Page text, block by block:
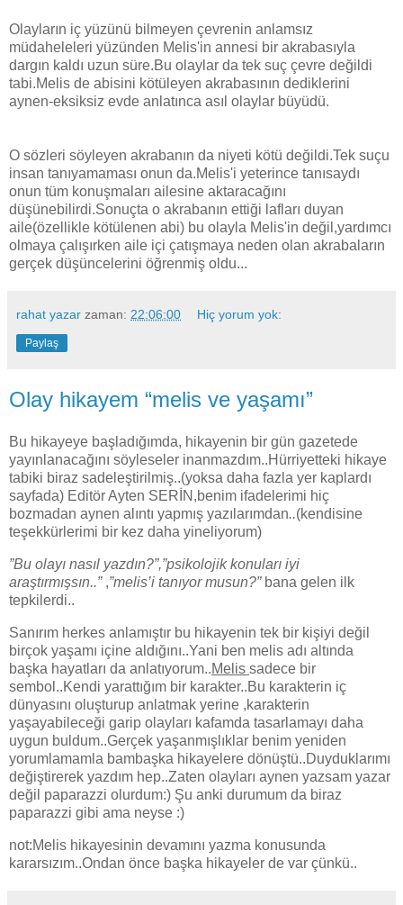
Olayların iç yüzünü bilmeyen çevrenin anlamsız
müdaheleleri yüzünden Melis'in annesi bir akrabasıyla
dargın kaldı uzun süre.Bu olaylar da tek suç çevre değildi
tabi.Melis de abisini kötüleyen akrabasının dediklerini
aynen-eksiksiz evde anlatınca asıl olaylar büyüdü.
O sözleri söyleyen akrabanın da niyeti kötü değildi.Tek suçu
insan tanıyamaması onun da.Melis'i yeterince tanısaydı
onun tüm konuşmaları ailesine aktaracağını
düşünebilirdi.Sonuçta o akrabanın ettiği lafları duyan
aile(özellikle kötülenen abi) bu olayla Melis'in değil,yardımcı
olmaya çalışırken aile içi çatışmaya neden olan akrabaların
gerçek düşüncelerini öğrenmiş oldu...
rahat yazar zaman: 22:06:00 Hiç yorum yok:
Paylaş
Olay hikayem “melis ve yaşamı”
Bu hikayeye başladığımda, hikayenin bir gün gazetede
yayınlanacağını söyleseler inanmazdım..Hürriyetteki hikaye
tabiki biraz sadeleştirilmiş..(yoksa daha fazla yer kaplardı
sayfada) Editör Ayten SERİN,benim ifadelerimi hiç
bozmadan aynen alıntı yapmış yazılarımdan..(kendisine
teşekkürlerimi bir kez daha yineliyorum)
”Bu olayı nasıl yazdın?”,”psikolojik konuları iyi
araştırmışsın..”,”melis’i tanıyor musun?” bana gelen ilk
tepkilerdi..
Sanırım herkes anlamıştır bu hikayenin tek bir kişiyi değil
birçok yaşamı içine aldığını..Yani ben melis adı altında
başka hayatları da anlatıyorum..Melis sadece bir
sembol..Kendi yarattığım bir karakter..Bu karakterin iç
dünyasını oluşturup anlatmak yerine ,karakterin
yaşayabileceği garip olayları kafamda tasarlamayı daha
uygun buldum..Gerçek yaşanmışlıklar benim yeniden
yorumlamamla bambaşka hikayelere dönüştü..Duyduklarımı
değiştirerek yazdım hep..Zaten olayları aynen yazsam yazar
değil paparazzi olurdum:) Şu anki durumum da biraz
paparazzi gibi ama neyse :)
not:Melis hikayesinin devamını yazma konusunda
kararsızım..Ondan önce başka hikayeler de var çünkü..